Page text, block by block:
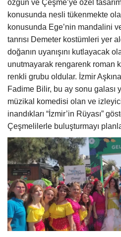
özgün ve Çeşme’ye özel
konusunda nesli tükenmekte
konusunda Ege’nin mandalini
tanrısı Demeter kostümleri yer
doğanın uyanışını kutlayacak
unutmayarak rengarenk roman
renkli grubu oldular. İzmir
Fadime Bilir, bu ay sonu galası
müzikal komedisi olan ve
inandıkları “İzmir’in Rüyası”
Çeşmelilerle buluşturmayı